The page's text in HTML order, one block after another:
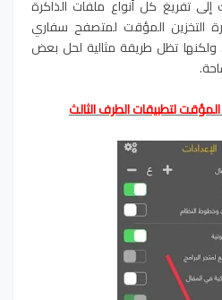
تفريغ كل أنواع ملفات الذاكرة
التخزين المؤقت لمتصفح سفاري
ولكنها تظل طريقة مثالية لحل بعض